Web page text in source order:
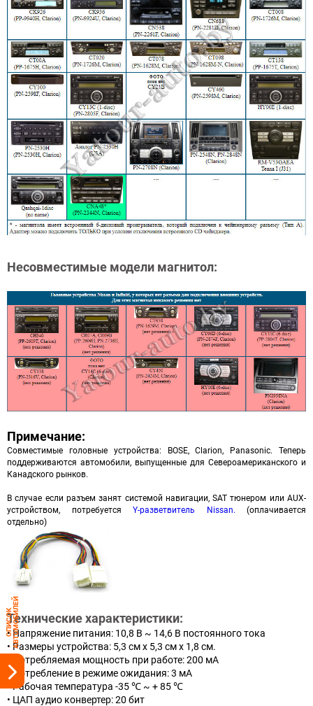
Несовместимые модели магнитол:
Примечание:
Совместимые головные устройства: BOSE, Clarion, Panasonic. Теперь
поддерживаются автомобили, выпущенные для Североамериканского и
Канадского рынков.
В случае если разъем занят системой навигации, SAT тюнером или AUX-
устройством, потребуется Y-разветвитель Nissan. (оплачивается
отдельно)
Технические характеристики:
• Напряжение питания: 10,8 В ~ 14,6 В постоянного тока
• Размеры устройства: 5,3 см х 5,3 см х 1,8 см.
• Потребляемая мощность при работе: 200 мА
• Потребление в режиме ожидания: 3 мА
• Рабочая температура -35 ℃ ~ + 85 ℃
• ЦАП аудио конвертер: 20 бит
С
П
И
С
О
К
А
В
Т
О
М
О
Б
И
Л
ЕЙ